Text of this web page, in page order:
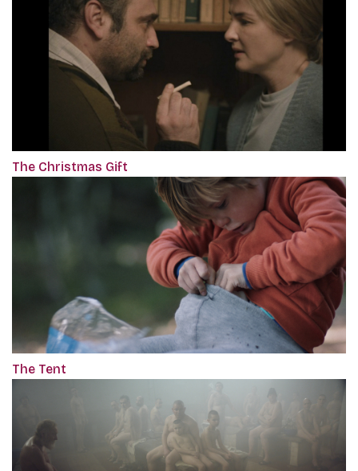
The Christmas Gift
The Tent